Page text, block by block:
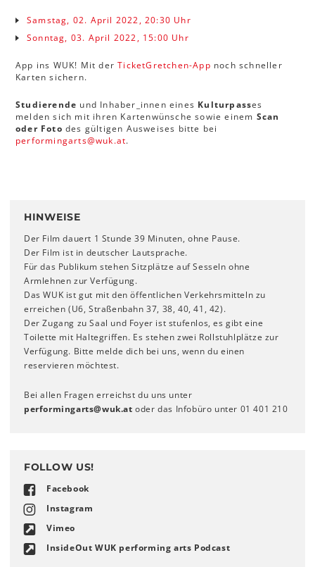
Samstag, 02. April 2022, 20:30 Uhr
Sonntag, 03. April 2022, 15:00 Uhr
App ins WUK! Mit derTicketGretchen-App noch schneller
Karten sichern.
Studierende und Inhaber_innen eines Kulturpasses
melden sich mit ihren Kartenwünsche sowie einem Scan
oder Foto des gültigen Ausweises bitte bei
performingarts@wuk.at.
HINWEISE
Der Film dauert 1 Stunde 39 Minuten, ohne Pause.
Der Film ist in deutscher Lautsprache.
Für das Publikum stehen Sitzplätze auf Sesseln ohne
Armlehnen zur Verfügung.
Das WUK ist gut mit den öffentlichen Verkehrsmitteln zu
erreichen (U6, Straßenbahn 37, 38, 40, 41, 42).
Der Zugang zu Saal und Foyer ist stufenlos, es gibt eine
Toilette mit Haltegriffen. Es stehen zwei Rollstuhlplätze zur
Verfügung. Bitte melde dich bei uns, wenn du einen
reservieren möchtest.
Bei allen Fragen erreichst du uns unter
performingarts@wuk.at oder das Infobüro unter 01 401 210
FOLLOW US!
Facebook
Instagram
Vimeo
InsideOut WUK performing arts Podcast